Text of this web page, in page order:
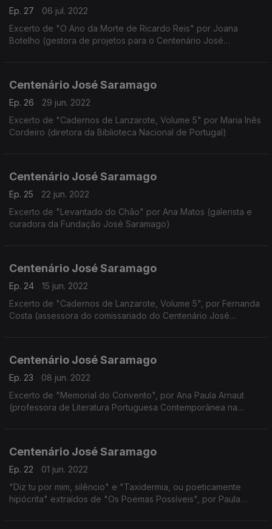
Ep. 27
06 jul. 2022
Excerto de "O Ano da Morte de Ricardo Reis" por Joana
Botelho (gestora de projetos para o Centenário José
Centenário José Saramago
Ep. 26
29 jun. 2022
Excerto de "Cadernos de Lanzarote, Volume 5" por Maria Inês
Cordeiro (diretora da Biblioteca Nacional de Portugal)
Centenário José Saramago
Ep. 25
22 jun. 2022
Excerto de "Levantado do Chão" por Ana Matos (galerista e
curadora da Fundação José Saramago)
Centenário José Saramago
Ep. 24
15 jun. 2022
Excerto de "Cadernos de Lanzarote, Volume 5", por Fernanda
Costa (assessora do comissariado do Centenário José
Centenário José Saramago
Ep. 23
08 jun. 2022
Excerto de "Memorial do Convento", por Ana Paula Arnaut
(professora de Literatura Portuguesa Contemporânea na
Centenário José Saramago
Ep. 22
01 jun. 2022
"Diz tu por mim, silêncio" e "Taxidermia, ou poeticamente
hipócrita" extraídos de "Os Poemas Possíveis", por Paula